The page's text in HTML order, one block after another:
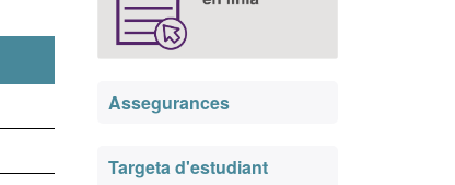
Assegurances
Targeta d'estudiant